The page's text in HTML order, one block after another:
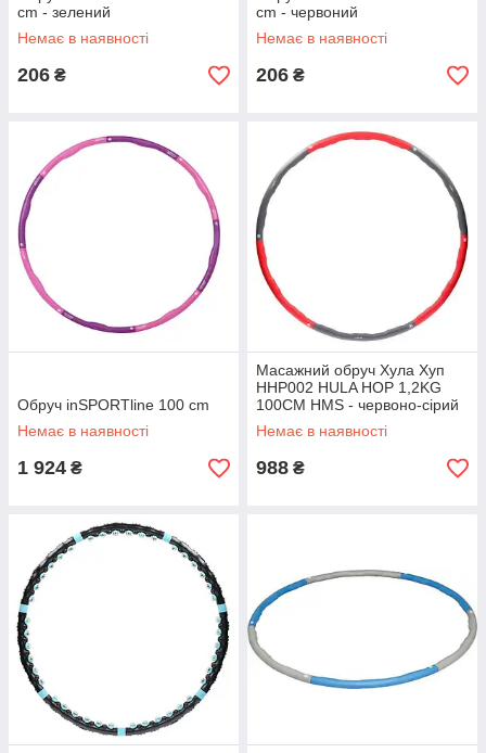
cm - зелений
Немає в наявності
206 ₴
cm - червоний
Немає в наявності
206 ₴
Обруч inSPORTline 100 cm
Немає в наявності
1 924 ₴
Масажний обруч Хула Хуп
HHP002 HULA HOP 1,2KG
100CM HMS - червоно-сірий
Немає в наявності
988 ₴